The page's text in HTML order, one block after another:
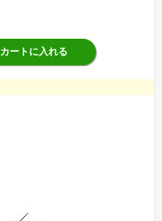
カートに入れる